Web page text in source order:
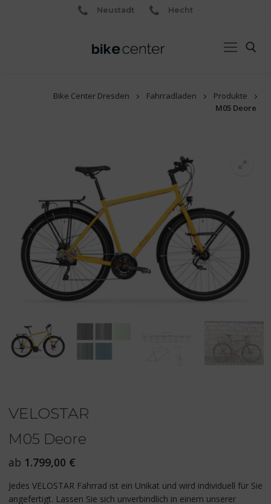
Neustadt Hecht
Bike Center Dresden Fahrradladen
Produkte
M05 Deore
VELOSTAR
M05 Deore
ab 1.799,00 €
Jedes VELOSTAR Fahrrad ist ein Unikat und wird individuell für Sie
angefertigt. Lassen Sie sich unverbindlich in einem unserer